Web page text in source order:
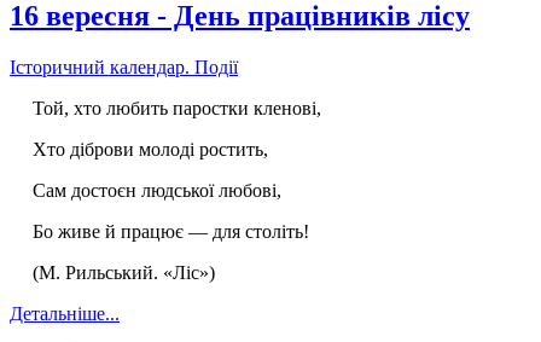
16 вересня - День працівників лісу
Історичний календар. Події
Той, хто любить паростки кленові,
Хто діброви молоді ростить,
Сам достоєн людської любові,
Бо живе й працює — для століть!
(М. Рильський. «Ліс»)
Детальніше...